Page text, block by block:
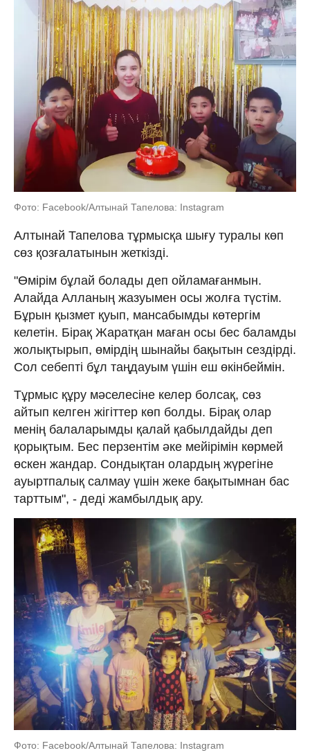
Фото: Facebook/Алтынай Тапелова: Instagram
Алтынай Тапелова тұрмысқа шығу туралы көп
сөз қозғалатынын жеткізді.
"Өмірім бұлай болады деп ойламағанмын.
Алайда Алланың жазуымен осы жолға түстім.
Бұ­рын қызмет қуып, мансабымды көтергім
келетін. Бірақ Жарат­қан маған осы бес баламды
жолық­тырып, өмірдің шынайы бақытын сездірді.
Сол себепті бұл таңдауым үшін еш өкінбеймін.
Тұрмыс құру мәселесіне келер болсақ, сөз
айтып келген жігіттер көп болды. Бірақ олар
менің балаларымды қалай қабылдайды деп
қорықтым. Бес перзентім әке мейірімін көрмей
өскен жандар. Сондықтан олардың жүрегіне
ауыртпалық салмау үшін жеке бақытымнан бас
тарттым", - деді жамбылдық ару.
Фото: Facebook/Алтынай Тапелова: Instagram